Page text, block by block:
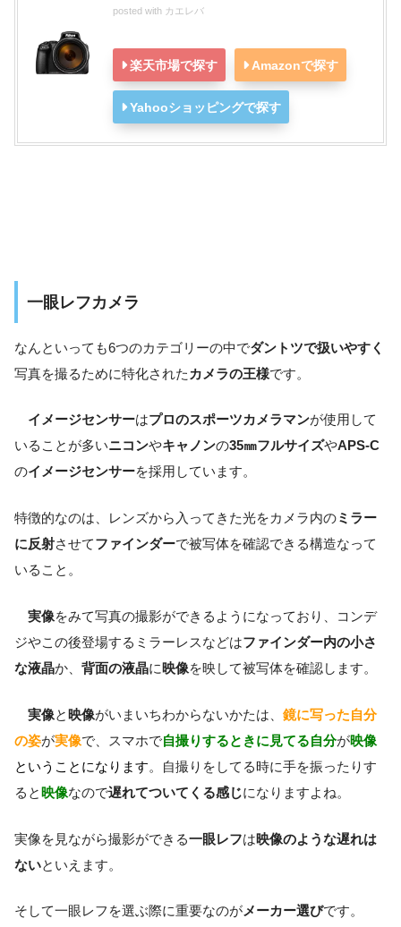
posted with カエレバ
楽天市場で探す Amazonで探す
Yahooショッピングで探す
一眼レフカメラ
なんといっても6つのカテゴリーの中でダントツで扱いやすく
写真を撮るために特化された カメラの王様です。
イメージセンサーはプロのスポーツカメラマンが使用して
いることが多いニコンやキャノンの35㎜フルサイズやAPS-C
のイメージセンサーを採用しています。
特徴的なのは、レンズから入ってきた光をカメラ内のミラー
に反射させてファインダーで被写体を確認できる構造なって
いること。
実像をみて写真の撮影ができるようになっており、コンデ
ジやこの後登場するミラーレスなどはファインダー内の小さ
な液晶か、 背面の液晶に映像を映して被写体を確認します。
実像と 映像がいまいちわからないかたは、 鏡に写った自分
の姿が実像で、スマホで自撮りするときに見てる自分が映像
ということになります。自撮りをしてる時に手を振ったりす
ると 映像なので遅れてついてくる感じになりますよね。
実像を見ながら撮影ができる一眼レフは映像のような遅れは
ないといえます。
そして一眼レフを選ぶ際に重要なのがメーカー選びです。